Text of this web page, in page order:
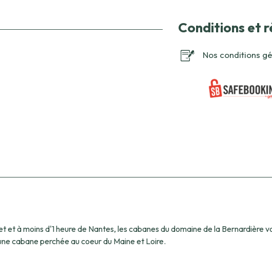
Conditions et
Nos conditions
et à moins d'1 heure de Nantes, les cabanes du domaine de la Bernardière
cabane perchée au coeur du Maine et Loire.